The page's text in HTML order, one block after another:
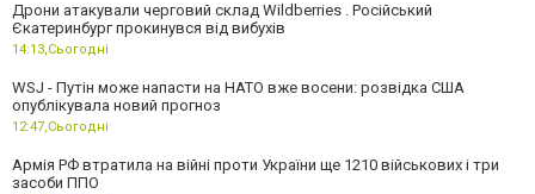
Дрони атакували черговий склад Wildberries . Російський
Єкатеринбург прокинувся від вибухів
14:13,Сьогодні
WSJ - Путін може напасти на НАТО вже восени: розвідка США
опублікувала новий прогноз
12:47,Сьогодні
Армія РФ втратила на війні проти України ще 1210 військових і три
засоби ППО